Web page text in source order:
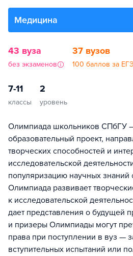
Медицина
43 вуза
без экзаменов
37 вузов
100 баллов за
7-11
классы
2
уровень
Олимпиада школьников СПбГУ
образовательный проект,
творческих способностей и
исследовательской
популяризацию научных
Олимпиада развивает
к исследовательской
дает представления о будущей
и призеры Олимпиады могут
права при поступлении в вуз —
вступительных испытаний или